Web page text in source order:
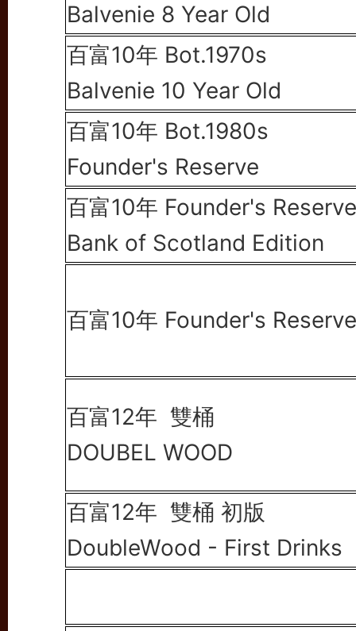
Balvenie 8 Year Old
百富10年 Bot.1970s
Balvenie 10 Year Old
百富10年 Bot.1980s
Founder's Reserve
百富10年 Founder's Reserve
Bank of Scotland Edition
百富10年 Founder's Reserve
百富12年 雙桶
DOUBEL WOOD
百富12年 雙桶 初版
DoubleWood - First Drinks